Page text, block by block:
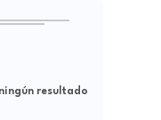
resultado